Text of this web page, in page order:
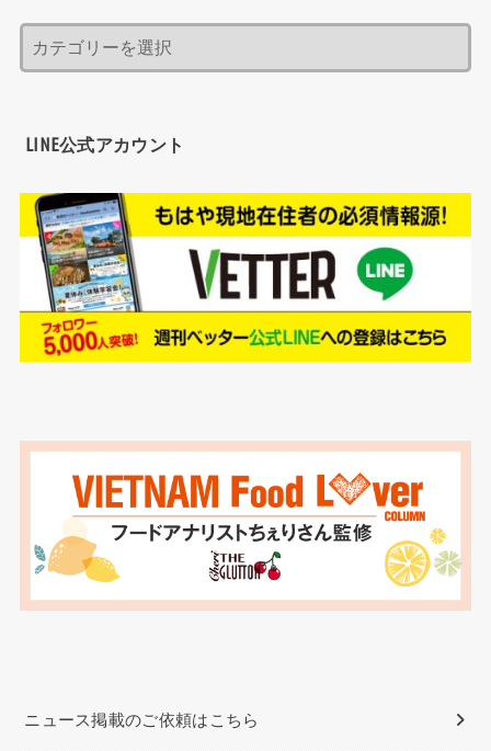
LINE公式アカウント
ニュース掲載のご依頼はこちら